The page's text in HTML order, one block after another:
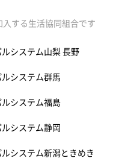
する生活協同組合です
ルシステム山梨 長野
ルシステム群馬
ルシステム福島
ルシステム静岡
ルシステム新潟ときめき